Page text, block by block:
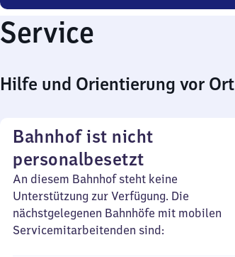
Service
Hilfe und Orientierung vor Ort
Bahnhof ist nicht
personalbesetzt
An diesem Bahnhof steht keine
Unterstützung zur Verfügung. Die
nächstgelegenen Bahnhöfe mit mobilen
Servicemitarbeitenden sind: